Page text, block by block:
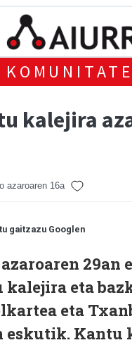
kalejira
azaroaren 16a
gaitzazu Googlen
29an
kalejira eta
eta
eskutik. Kantu